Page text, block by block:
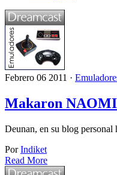
Febrero 06 2011 ·
Makaron
Deunan, en su blog
PorIndiket
Read More